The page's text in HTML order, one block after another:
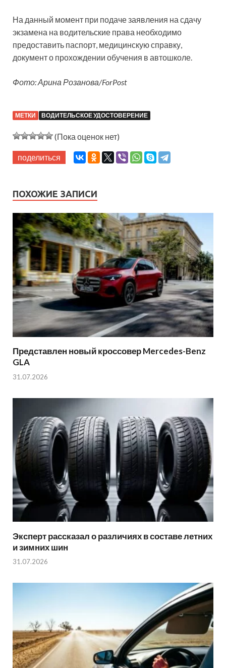
На данный момент при подаче заявления на сдачу
экзамена на водительские права необходимо
предоставить паспорт, медицинскую справку,
документ о прохождении обучения в автошколе.
Фото: Арина Розанова/ForPost
МЕТКИ ВОДИТЕЛЬСКОЕ УДОСТОВЕРЕНИЕ
(Пока оценок нет)
поделиться
ПОХОЖИЕ ЗАПИСИ
Представлен новый кроссовер Mercedes-Benz
GLA
31.07.2026
Эксперт рассказал о различиях в составе летних
и зимних шин
31.07.2026